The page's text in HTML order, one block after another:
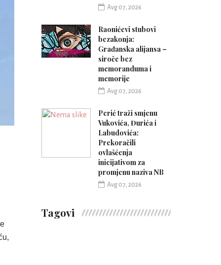
Avg 07, 2026
Raonićevi stubovi
bezakonja:
Građanska alijansa –
siroče bez
memoranduma i
memorije
Avg 07, 2026
Perić traži smjenu
Vukovića, Đurića i
Labudovića:
Prekoračili
ovlašćenja
inicijativom za
promjenu naziva NB
Avg 07, 2026
Tagovi